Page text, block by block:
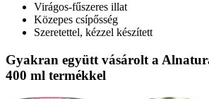
Virágos-fűszeres illat
Közepes csípősség
Szeretettel, kézzel készített
Gyakran együtt vásárolt a
400 ml termékkel